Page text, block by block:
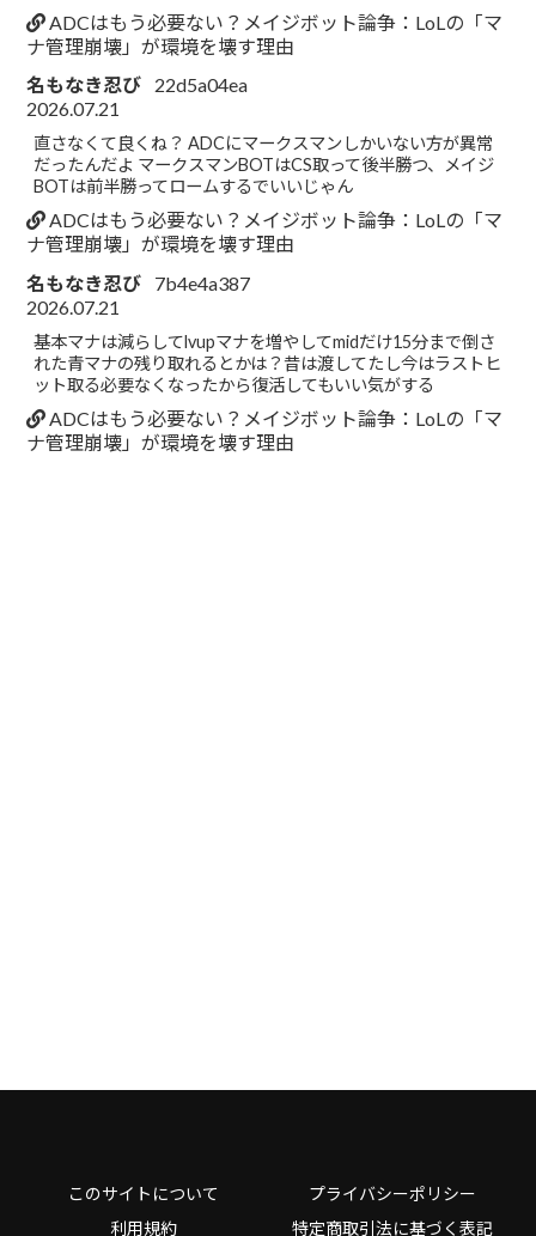
ADCはもう必要ない？メイジボット論争：LoLの「マ
ナ管理崩壊」が環境を壊す理由
名もなき忍び
22d5a04ea
2026.07.21
直さなくて良くね？ ADCにマークスマンしかいない方が異常
だったんだよ マークスマンBOTはCS取って後半勝つ、メイジ
BOTは前半勝ってロームするでいいじゃん
ADCはもう必要ない？メイジボット論争：LoLの「マ
ナ管理崩壊」が環境を壊す理由
名もなき忍び
7b4e4a387
2026.07.21
基本マナは減らしてlvupマナを増やしてmidだけ15分まで倒さ
れた青マナの残り取れるとかは？昔は渡してたし今はラストヒ
ット取る必要なくなったから復活してもいい気がする
ADCはもう必要ない？メイジボット論争：LoLの「マ
ナ管理崩壊」が環境を壊す理由
このサイトについて
プライバシーポリシー
利用規約
特定商取引法に基づく表記